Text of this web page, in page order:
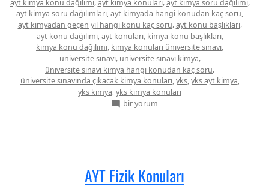
ayt kimya konu dağılımı,ayt kimya konuları,ayt kimya soru dağılımı,
ayt kimya soru dağılımları,ayt kimyada hangi konudan kaç soru,
ayt kimyadan geçen yıl hangi konu kaç soru,ayt konu başlıkları,
ayt konu dağılımı,ayt konuları, kimya konu başlıkları,
kimya konu dağılımı, kimya konuları üniversite sınavı,
üniversite sınavı, üniversite sınavı kimya,
üniversite sınavı kimya hangi konudan kaç soru,
üniversite sınavında çıkacak kimya konuları,yks,yks ayt kimya,
yks kimya,yks kimya konuları
AYT
bir yorum
AYT Fizik Konuları